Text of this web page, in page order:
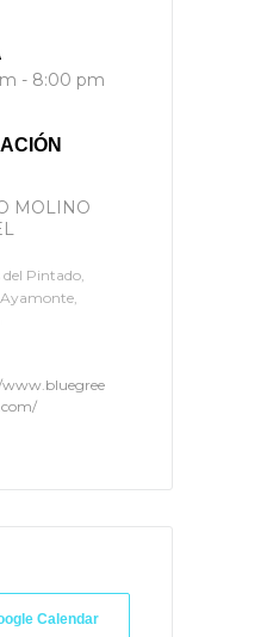
- 8:00 pm
MOLINO
del Pintado,
Calendar